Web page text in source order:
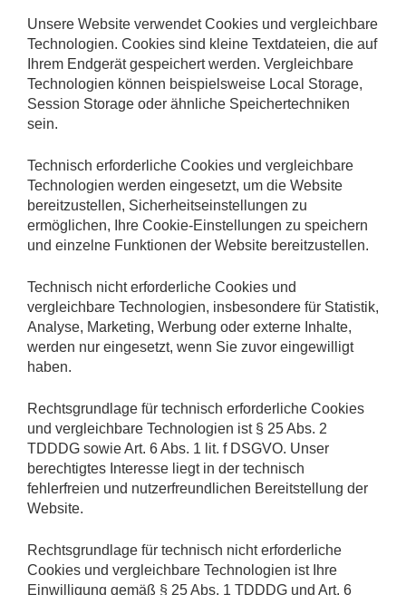
Unsere Website verwendet Cookies und vergleichbare
Technologien. Cookies sind kleine Textdateien, die auf
Ihrem Endgerät gespeichert werden. Vergleichbare
Technologien können beispielsweise Local Storage,
Session Storage oder ähnliche Speichertechniken
sein.
Technisch erforderliche Cookies und vergleichbare
Technologien werden eingesetzt, um die Website
bereitzustellen, Sicherheitseinstellungen zu
ermöglichen, Ihre Cookie-Einstellungen zu speichern
und einzelne Funktionen der Website bereitzustellen.
Technisch nicht erforderliche Cookies und
vergleichbare Technologien, insbesondere für Statistik,
Analyse, Marketing, Werbung oder externe Inhalte,
werden nur eingesetzt, wenn Sie zuvor eingewilligt
haben.
Rechtsgrundlage für technisch erforderliche Cookies
und vergleichbare Technologien ist § 25 Abs. 2
TDDDG sowie Art. 6 Abs. 1 lit. f DSGVO. Unser
berechtigtes Interesse liegt in der technisch
fehlerfreien und nutzerfreundlichen Bereitstellung der
Website.
Rechtsgrundlage für technisch nicht erforderliche
Cookies und vergleichbare Technologien ist Ihre
Einwilligung gemäß § 25 Abs. 1 TDDDG und Art. 6